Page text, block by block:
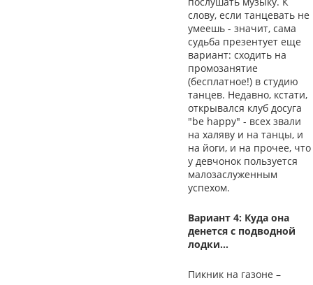
слову, если танцевать не
умеешь - значит, сама
судьба презентует еще
вариант: сходить на
промозанятие
(бесплатное!) в студию
танцев. Недавно, кстати,
открывался клуб досуга
"be happy" - всех звали
на халяву и на танцы, и
на йоги, и на прочее, что
у девчонок пользуется
малозаслуженным
успехом.
Вариант 4: Куда она
денется с подводной
лодки…
Пикник на газоне –